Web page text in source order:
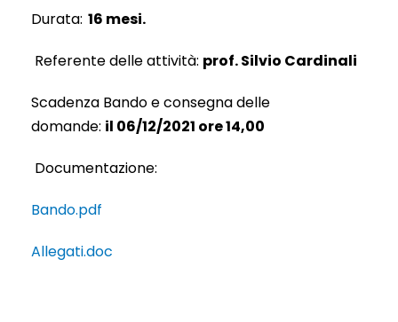
Durata: 16 mesi.
Referente delle attività: prof. Silvio Cardinali
Scadenza Bando e consegna delle
domande: il 06/12/2021 ore 14,00
Documentazione:
Bando.pdf
Allegati.doc